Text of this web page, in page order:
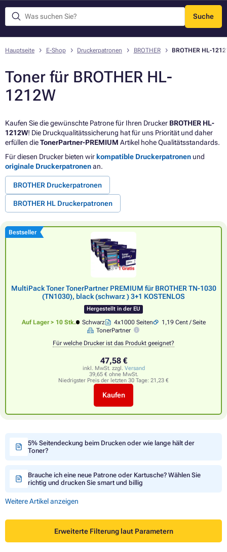
Suche
Menü
Hauptseite E-Shop Druckerpatronen BROTHER BROTHER HL-
Toner für BROTHER HL-
1212W
Kaufen Sie die gewünschte Patrone für Ihren Drucker BROTHER HL-
1212W! Die Druckqualitätssicherung hat für uns Priorität und daher
erfüllen dieTonerPartner-PREMIUM Artikel hohe Qualitätsstandards.
Für diesen Drucker bieten wir kompatible Druckerpatronen und
originale Druckerpatronenan.
BROTHER Druckerpatronen
BROTHER HL Druckerpatronen
Bestseller
MultiPack Toner TonerPartner PREMIUM für BROTHER TN-1030
(TN1030), black (schwarz ) 3+1 KOSTENLOS
Hergestellt in der EU
Auf Lager > 10 Stk. Schwarz 4x1000 Seiten
1,19 Cent / Seite
TonerPartner
Für welche Drucker ist das Produkt geeignet?
47,58 €
inkl. MwSt. zzgl. Versand
39,65 € ohne MwSt.
Niedrigster Preis der letzten 30 Tage: 21,23 €
Kaufen
5% Seitendeckung beim Drucken oder wie lange hält der
Toner?
Brauche ich eine neue Patrone oder Kartusche? Wählen Sie
richtig und drucken Sie smart und billig
Weitere Artikel anzeigen
Erweiterte Filterung laut Parametern